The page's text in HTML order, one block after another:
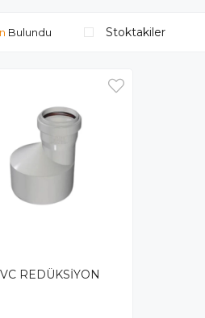
Stoktakiler
REDÜKSİYON